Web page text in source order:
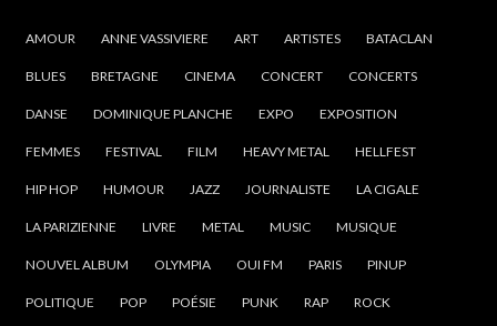
AMOUR ANNE VASSIVIERE ART ARTISTES BATACLAN
BLUES BRETAGNE CINEMA CONCERT CONCERTS
DANSE DOMINIQUE PLANCHE EXPO EXPOSITION
FEMMES FESTIVAL FILM HEAVY METAL HELLFEST
HIP HOP HUMOUR JAZZ JOURNALISTE LA CIGALE
LA PARIZIENNE LIVRE METAL MUSIC MUSIQUE
NOUVEL ALBUM OLYMPIA OUI FM PARIS PINUP
POLITIQUE POP POÉSIE PUNK RAP ROCK